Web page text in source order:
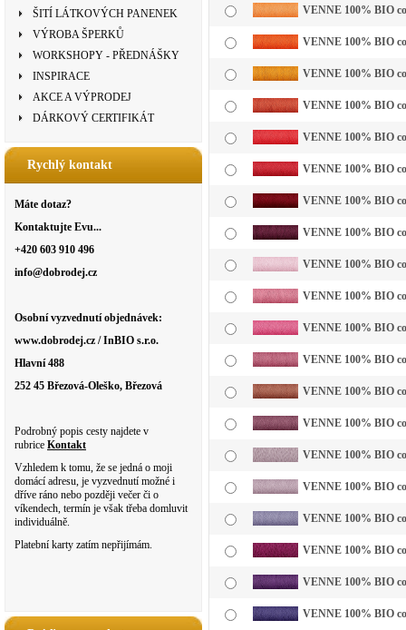
ŠITÍ LÁTKOVÝCH PANENEK
VÝROBA ŠPERKŮ
WORKSHOPY - PŘEDNÁŠKY
INSPIRACE
AKCE A VÝPRODEJ
DÁRKOVÝ CERTIFIKÁT
Rychlý kontakt
Máte dotaz?
Kontaktujte Evu...
+420 603 910 496
info@dobrodej.cz
Osobní vyzvednutí objednávek:
www.dobrodej.cz / InBIO s.r.o.
Hlavní 488
252 45 Březová-Oleško, Březová
Podrobný popis cesty najdete v
rubrice Kontakt
Vzhledem k tomu, že se jedná o moji
domácí adresu, je vyzvednutí možné i
dříve ráno nebo později večer či o
víkendech, termín je však třeba domluvit
individuálně.
Platební karty zatím nepřijímám.
VENNE 100% BIO
VENNE 100% BIO
VENNE 100% BIO
VENNE 100% BIO
VENNE 100% BIO
VENNE 100% BIO
VENNE 100% BIO
VENNE 100% BIO
VENNE 100% BIO
VENNE 100% BIO
VENNE 100% BIO
VENNE 100% BIO
VENNE 100% BIO
VENNE 100% BIO
VENNE 100% BIO
VENNE 100% BIO
VENNE 100% BIO
VENNE 100% BIO
VENNE 100% BIO
VENNE 100% BIO